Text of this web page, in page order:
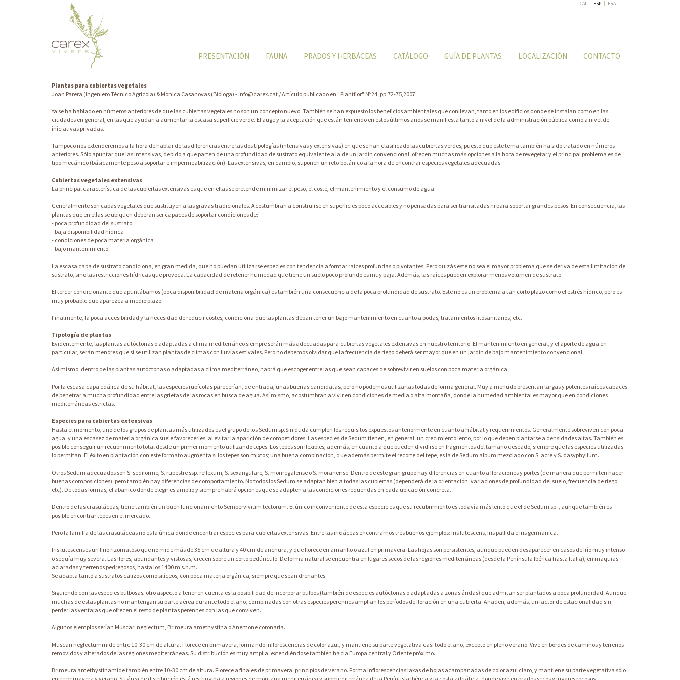
CAT | ESP | FRA
PRESENTACIÓN FAUNA PRADOS Y HERBÁCEAS CATÁLOGO GUÍA DE PLANTAS LOCALIZACIÓN CONTACTO
Plantas para cubiertas vegetales
Joan Parera (Ingeniero Técnico Agrícola) & Mònica Casanovas (Bióloga) - info@carex.cat / Artículo publicado en "Plantflor" Nº24, pp.72-75,2007.
Ya se ha hablado en números anteriores de que las cubiertas vegetales no son un concepto nuevo. También se han expuesto los beneficios ambientales que conllevan, tanto en los edificios donde se instalan como en las
ciudades en general, en las que ayudan a aumentar la escasa superficie verde. El auge y la aceptación que están teniendo en estos últimos años se manifiesta tanto a nivel de la administración pública como a nivel de
iniciativas privadas.
Tampoco nos extenderemos a la hora de hablar de las diferencias entre las dos tipologías (intensivas y extensivas) en que se han clasificado las cubiertas verdes, puesto que este tema también ha sido tratado en números
anteriores. Sólo apuntar que las intensivas, debido a que parten de una profundidad de sustrato equivalente a la de un jardín convencional, ofrecen muchas más opciones a la hora de revegetar y el principal problema es de
tipo mecánico (básicamente peso a soportar e impermeabilización). Las extensivas, en cambio, suponen un reto botánico a la hora de encontrar especies vegetales adecuadas.
Cubiertas vegetales extensivas
La principal característica de las cubiertas extensivas es que en ellas se pretende minimizar el peso, el coste, el mantenimiento y el consumo de agua.
Generalmente son capas vegetales que sustituyen a las gravas tradicionales. Acostumbran a construirse en superficies poco accesibles y no pensadas para ser transitadas ni para soportar grandes pesos. En consecuencia, las
plantas que en ellas se ubiquen deberan ser capaces de soportar condiciones de:
- poca profundidad del sustrato
- baja disponibilidad hídrica
- condiciones de poca materia orgánica
- bajo mantenimiento
La escasa capa de sustrato condiciona, en gran medida, que no puedan utilizarse especies con tendencia a formar raíces profundas o pivotantes. Pero quizás este no sea el mayor problema que se deriva de esta limitación de
sustrato, sino las restricciones hídricas que provoca. La capacidad de retener humedad que tiene un suelo poco profundo es muy baja. Además, las raíces pueden explorar menos volumen de sustrato.
El tercer condicionante que apuntábamos (poca disponibilidad de materia orgánica) es también una consecuencia de la poca profundidad de sustrato. Este no es un problema a tan corto plazo como el estrés hídrico, pero es
muy probable que aparezca a medio plazo.
Finalmente, la poca accesibilidad y la necesidad de reducir costes, condiciona que las plantas deban tener un bajo mantenimiento en cuanto a podas, tratamientos fitosanitarios, etc.
Tipología de plantas
Evidentemente, las plantas autóctonas o adaptadas a clima mediterráneo siempre serán más adecuadas para cubiertas vegetales extensivas en nuestro territorio. El mantenimiento en general, y el aporte de agua en
particular, serán menores que si se utilizan plantas de climas con lluvias estivales. Pero no debemos olvidar que la frecuencia de riego deberá ser mayor que en un jardín de bajo mantenimiento convencional.
Así mismo, dentro de las plantas autóctonas o adaptadas a clima mediterráneo, habrá que escoger entre las que sean capaces de sobrevivir en suelos con poca materia orgánica.
Por la escasa capa edáfica de su hábitat, las especies rupícolas parecerían, de entrada, unas buenas candidatas, pero no podemos utilizarlas todas de forma general. Muy a menudo presentan largas y potentes raíces capaces
de penetrar a mucha profundidad entre las grietas de las rocas en busca de agua. Así mismo, acostumbran a vivir en condiciones de media o alta montaña, donde la humedad ambiental es mayor que en condiciones
mediterráneas estrictas.
Especies para cubiertas extensivas
Hasta el momento, uno de los grupos de plantas más utilizados es el grupo de los Sedum sp.Sin duda cumplen los requisitos expuestos anteriormente en cuanto a hábitat y requerimientos. Generalmente sobreviven con poca
agua, y una escasez de materia orgánica suele favorecerles, al evitar la aparición de competidores. Las especies de Sedum tienen, en general, un crecimiento lento, por lo que deben plantarse a densidades altas. También es
posible conseguir un recubrimiento total desde un primer momento utilizando tepes. Los tepes son flexibles, además, en cuanto a que pueden dividirse en fragmentos del tamaño deseado, siempre que las especies utilizadas
lo permitan. El éxito en plantación con este formato augmenta si los tepes son mixtos; una buena combinación, que además permite el recorte del tepe, es la de Sedum album mezclado con S. acre y S. dasyphyllum.
Otros Sedum adecuados son S. sediforme, S. rupestre ssp. reflexum, S. sexangulare, S. monregalense o S. moranense. Dentro de este gran grupo hay diferencias en cuanto a floraciones y portes (de manera que permiten hacer
buenas composiciones), pero también hay diferencias de comportamiento. No todos los Sedum se adaptan bien a todas las cubiertas (dependerá de la orientación, variaciones de profundidad del suelo, frecuencia de riego,
etc). De todas formas, el abanico donde elegir es amplio y siempre habrá opciones que se adapten a las condiciones requeridas en cada ubicación concreta.
Dentro de las crasuláceas, tiene también un buen funcionamiento Sempervivium tectorum. El único inconveniente de esta especie es que su recubrimiento es todavía más lento que el de Sedum sp. , aunque también es
posible encontrar tepes en el mercado.
Pero la familia de las crasuláceas no es la única donde encontrar especies para cubiertas extensivas. Entre las iridáceas encontramos tres buenos ejemplos: Iris lutescens, Iris pallida e Iris germanica.
Iris lutescenses un lirio rizomatoso que no mide más de 35 cm de altura y 40 cm de anchura, y que florece en amarillo o azul en primavera. Las hojas son persistentes, aunque pueden desaparecer en casos de frío muy intenso
o sequía muy severa. Las flores, abundantes y vistosas, crecen sobre un corto pedúnculo. De forma natural se encuentra en lugares secos de las regiones mediterráneas (desde la Península Ibérica hasta Italia), en maquias
aclaradas y terrenos pedregosos, hasta los 1400 m s.n.m.
Se adapta tanto a sustratos calizos como silíceos, con poca materia orgánica, siempre que sean drenantes.
Siguiendo con las especies bulbosas, otro aspecto a tener en cuenta es la posibilidad de incorporar bulbos (también de especies autóctonas o adaptadas a zonas áridas) que admitan ser plantados a poca profundidad. Aunque
muchas de estas plantas no mantengan su parte aérea durante todo el año, combinadas con otras especies perennes amplian los períodos de floración en una cubierta. Añaden, además, un factor de estacionalidad sin
perder las ventajas que ofrecen el resto de plantas perennes con las que conviven.
Algunos ejemplos serían Muscari neglectum, Brimeura amethystina o Anemone coronaria.
Muscari neglectummide entre 10-30 cm de altura. Florece en primavera, formando inflorescencias de color azul, y mantiene su parte vegetativa casi todo el año, excepto en pleno verano. Vive en bordes de caminos y terrenos
removidos y alterados de las regiones mediterráneas. Su distribución es muy amplia, extendiéndose también hacia Europa central y Oriente próximo.
Brimeura amethystinamide también entre 10-30 cm de altura. Florece a finales de primavera, principios de verano. Forma inflorescencias laxas de hojas acampanadas de color azul claro, y mantiene su parte vegetativa sólo